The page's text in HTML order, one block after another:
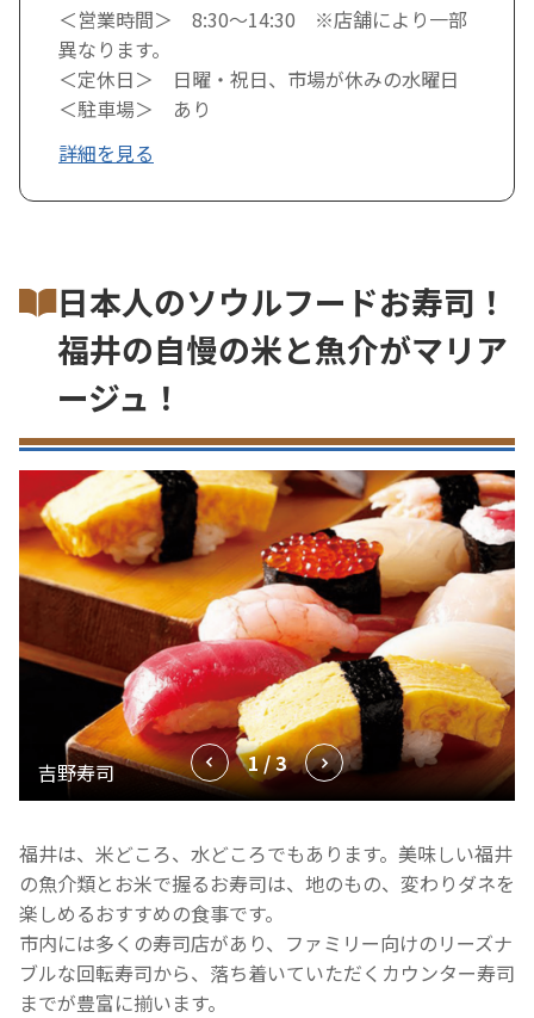
＜営業時間＞ 8:30～14:30 ※店舗により一部
異なります。
＜定休日＞ 日曜・祝日、市場が休みの水曜日
＜駐車場＞ あり
詳細を見る
日本人のソウルフードお寿司！
福井の自慢の米と魚介がマリア
ージュ！
1 / 3
福井は、米どころ、水どころでもあります。美味しい福井
の魚介類とお米で握るお寿司は、地のもの、変わりダネを
楽しめるおすすめの食事です。
市内には多くの寿司店があり、ファミリー向けのリーズナ
ブルな回転寿司から、落ち着いていただくカウンター寿司
までが豊富に揃います。